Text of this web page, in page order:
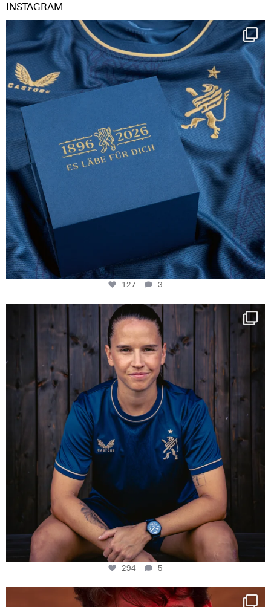
INSTAGRAM
Happy Birthday FCZ
130 years filled ...
127
3
127 3
NIE USENAND GAH
Some anniversaries
294
5
294 5
One last dance at home